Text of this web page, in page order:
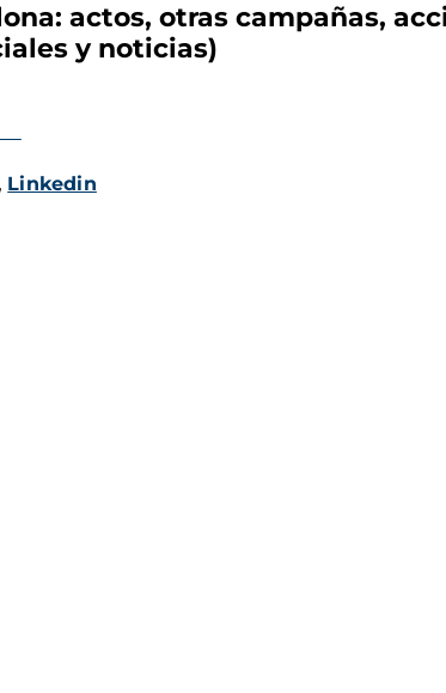
actos, otras campañas,
y noticias)
Linkedin